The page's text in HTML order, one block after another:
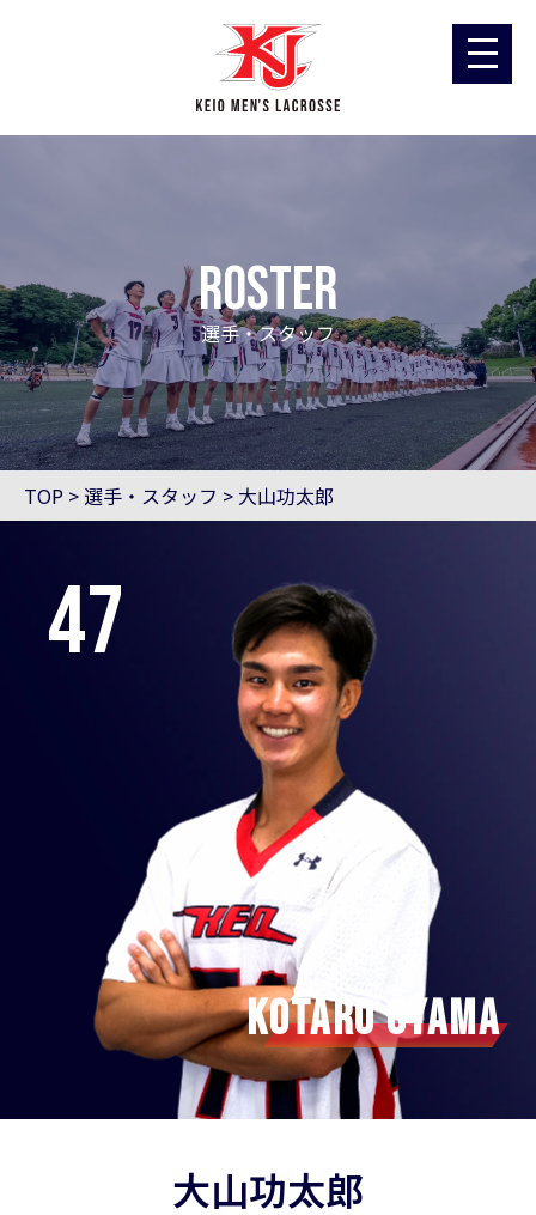
ROSTER
選手・スタッフ
TOP > 選手・スタッフ > 大山功太郎
47
KOTARO OYAMA
大山功太郎